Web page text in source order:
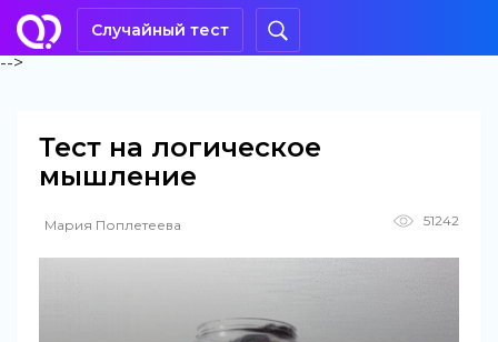
Случайный тест
-->
Тест на логическое
мышление
Мария Поплетеева 51242